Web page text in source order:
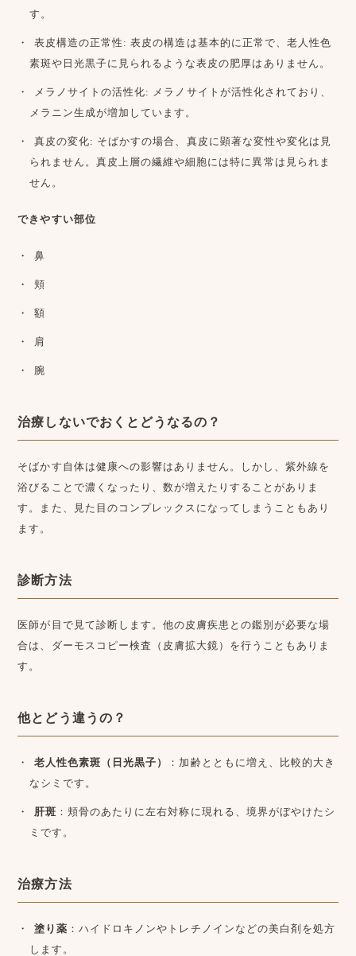
す。
表皮構造の正常性: 表皮の構造は基本的に正常で、老人性色
素斑や日光黒子に見られるような表皮の肥厚はありません。
メラノサイトの活性化: メラノサイトが活性化されており、
メラニン生成が増加しています。
真皮の変化: そばかすの場合、真皮に顕著な変性や変化は見
られません。真皮上層の繊維や細胞には特に異常は見られま
せん。
できやすい部位
鼻
頬
額
肩
腕
治療しないでおくとどうなるの？
そばかす自体は健康への影響はありません。しかし、紫外線を
浴びることで濃くなったり、数が増えたりすることがありま
す。また、見た目のコンプレックスになってしまうこともあり
ます。
診断方法
医師が目で見て診断します。他の皮膚疾患との鑑別が必要な場
合は、ダーモスコピー検査（皮膚拡大鏡）を行うこともありま
す。
他とどう違うの？
老人性色素斑（日光黒子）
：加齢とともに増え、比較的大き
なシミです。
肝斑 ：頬骨のあたりに左右対称に現れる、境界がぼやけたシ
ミです。
治療方法
塗り薬 ：ハイドロキノンやトレチノインなどの美白剤を処方
します。